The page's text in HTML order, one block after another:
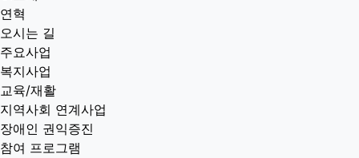
연혁
오시는 길
주요사업
복지사업
교육/재활
지역사회 연계사업
장애인 권익증진
참여 프로그램